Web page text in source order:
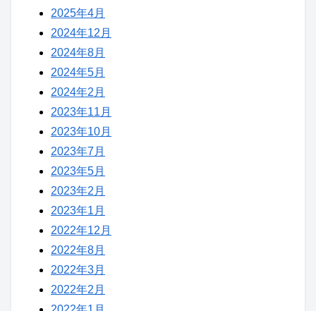
2025年4月
2024年12月
2024年8月
2024年5月
2024年2月
2023年11月
2023年10月
2023年7月
2023年5月
2023年2月
2023年1月
2022年12月
2022年8月
2022年3月
2022年2月